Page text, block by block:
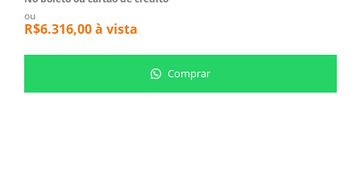
ou
R$6.316,00à vista
Comprar